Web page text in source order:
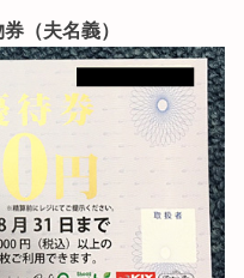
（夫名義）